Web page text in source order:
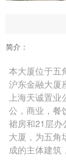
简介：
本大厦位于五
沪东金融大厦
上海天诚置
公，商业，餐
裙房和21层办
大厦，为五角
成的主体建筑